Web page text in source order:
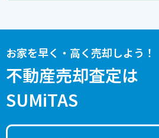
お家を早く・高く売却しよう！
不動産売却査定は
SUMiTAS